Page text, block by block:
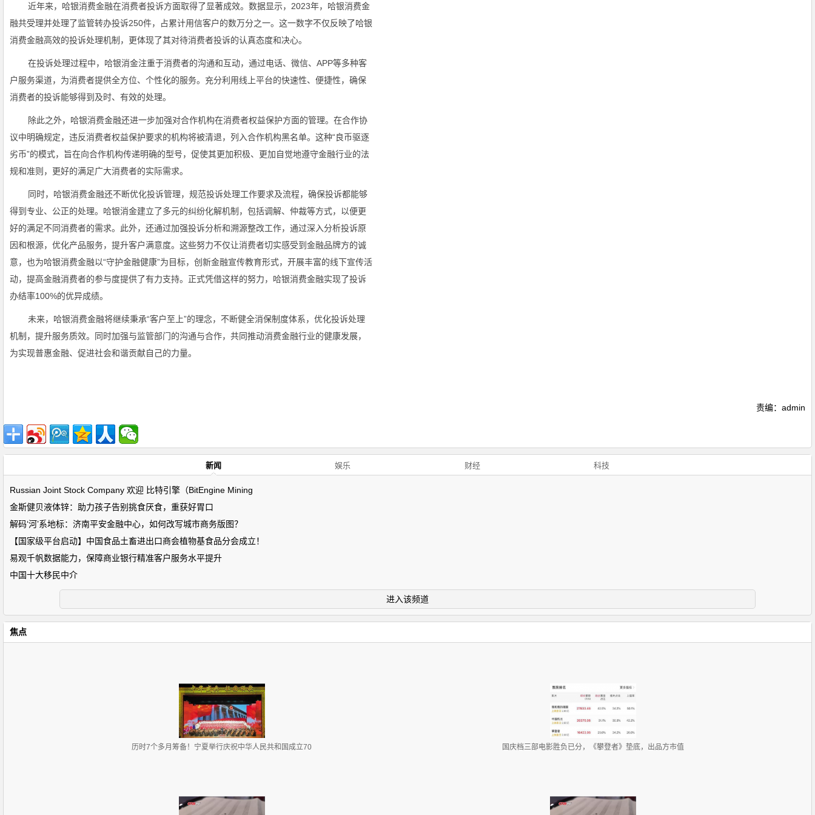
近年来，哈银消费金融在消费者投诉方面取得了显著成效。数据显示，2023年，哈银消费金
融共受理并处理了监管转办投诉250件，占累计用信客户的数万分之一。这一数字不仅反映了哈银
消费金融高效的投诉处理机制，更体现了其对待消费者投诉的认真态度和决心。
在投诉处理过程中，哈银消金注重于消费者的沟通和互动，通过电话、微信、APP等多种客
户服务渠道，为消费者提供全方位、个性化的服务。充分利用线上平台的快速性、便捷性，确保
消费者的投诉能够得到及时、有效的处理。
除此之外，哈银消费金融还进一步加强对合作机构在消费者权益保护方面的管理。在合作协
议中明确规定，违反消费者权益保护要求的机构将被清退，列入合作机构黑名单。这种“良币驱逐
劣币”的模式，旨在向合作机构传递明确的型号，促使其更加积极、更加自觉地遵守金融行业的法
规和准则，更好的满足广大消费者的实际需求。
同时，哈银消费金融还不断优化投诉管理，规范投诉处理工作要求及流程，确保投诉都能够
得到专业、公正的处理。哈银消金建立了多元的纠纷化解机制，包括调解、仲裁等方式，以便更
好的满足不同消费者的需求。此外，还通过加强投诉分析和溯源整改工作，通过深入分析投诉原
因和根源，优化产品服务，提升客户满意度。这些努力不仅让消费者切实感受到金融品牌方的诚
意，也为哈银消费金融以“守护金融健康”为目标，创新金融宣传教育形式，开展丰富的线下宣传活
动，提高金融消费者的参与度提供了有力支持。正式凭借这样的努力，哈银消费金融实现了投诉
办结率100%的优异成绩。
未来，哈银消费金融将继续秉承“客户至上”的理念，不断健全消保制度体系，优化投诉处理
机制，提升服务质效。同时加强与监管部门的沟通与合作，共同推动消费金融行业的健康发展，
为实现普惠金融、促进社会和谐贡献自己的力量。
责编：admin
新闻 娱乐 财经 科技
Russian Joint Stock Company 欢迎 比特引擎（BitEngine Mining
金斯健贝液体锌：助力孩子告别挑食厌食，重获好胃口
解码‘河’系地标：济南平安金融中心，如何改写城市商务版图？
【国家级平台启动】中国食品土畜进出口商会植物基食品分会成立！
易观千帆数据能力，保障商业银行精准客户服务水平提升
中国十大移民中介
进入该频道
焦点
历时7个多月筹备！宁夏举行庆祝中华人民共和国成立70 国庆档三部电影胜负已分，《攀登者》垫底，出品方市值